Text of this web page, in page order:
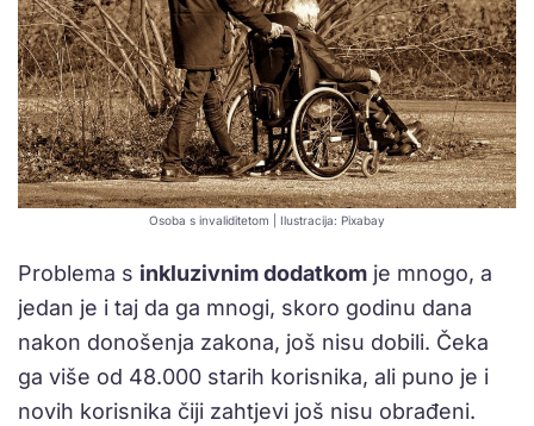
Osoba s invaliditetom | Ilustracija: Pixabay
Problema s inkluzivnim dodatkom je mnogo, a
jedan je i taj da ga mnogi, skoro godinu dana
nakon donošenja zakona, još nisu dobili. Čeka
ga više od 48.000 starih korisnika, ali puno je i
novih korisnika čiji zahtjevi još nisu obrađeni.